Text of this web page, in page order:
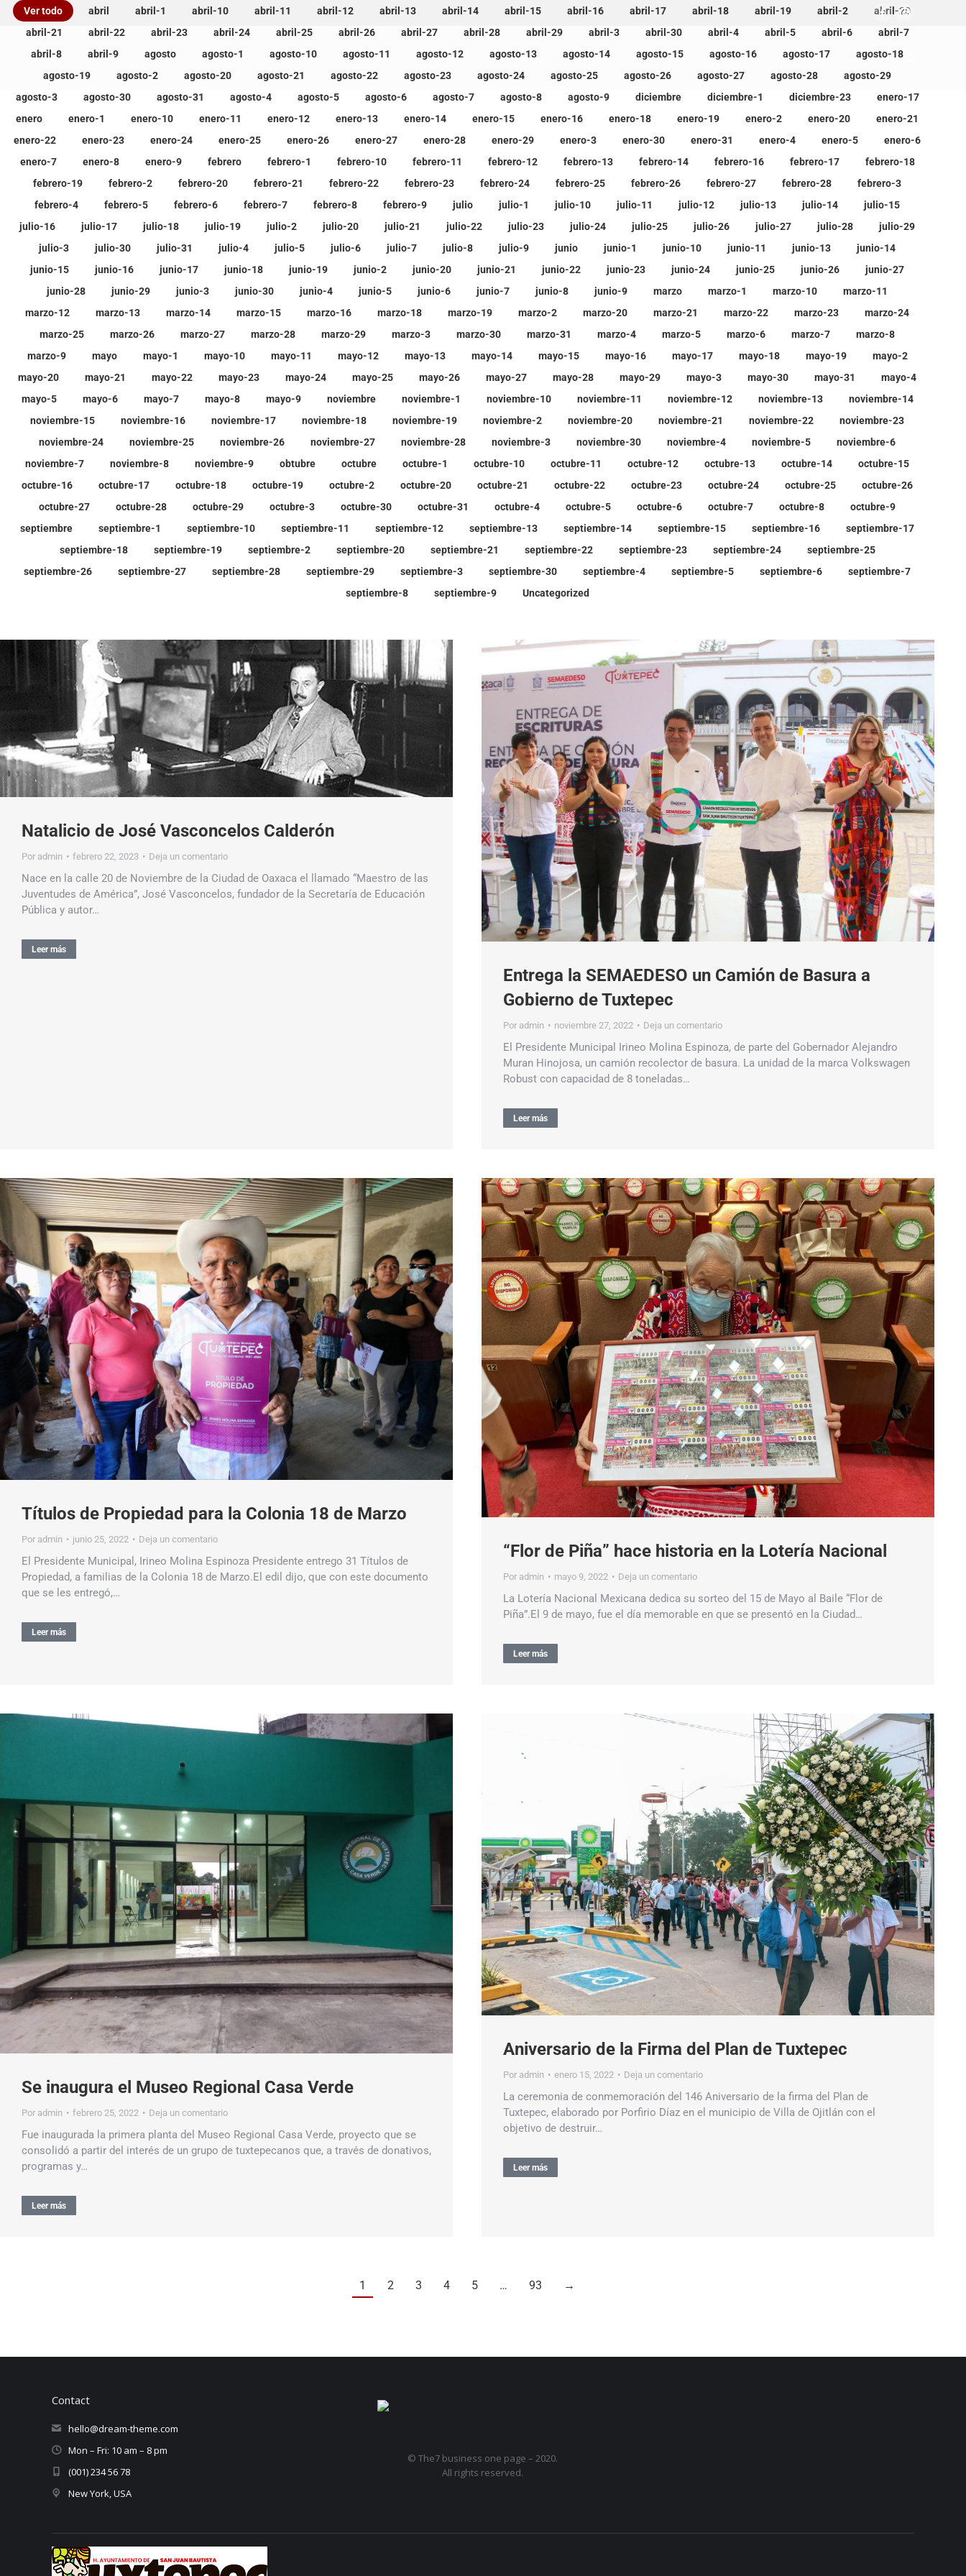
Ver todo abril abril-1 abril-10 abril-11 abril-12 abril-13 abril-14 abril-15 abril-16 abril-17 abril-18 abril-19 abril-2
abril-20
abril-21
abril-22 abril-23 abril-24 abril-25 abril-26 abril-27 abril-28 abril-29 abril-3 abril-30 abril-4 abril-5 abril-6
abril-7
abril-8
abril-9 agosto agosto-1 agosto-10 agosto-11 agosto-12 agosto-13 agosto-14 agosto-15 agosto-16 agosto-17
agosto-18
agosto-19
agosto-2 agosto-20 agosto-21 agosto-22 agosto-23 agosto-24 agosto-25 agosto-26 agosto-27 agosto-28
agosto-29
agosto-3
agosto-30 agosto-31 agosto-4 agosto-5 agosto-6 agosto-7 agosto-8 agosto-9 diciembre diciembre-1 diciembre-23
enero-17
enero
enero-1 enero-10 enero-11 enero-12 enero-13 enero-14 enero-15 enero-16 enero-18 enero-19 enero-2 enero-20
enero-21
enero-22
enero-23 enero-24 enero-25 enero-26 enero-27 enero-28 enero-29 enero-3 enero-30 enero-31 enero-4 enero-5
enero-6
enero-7
enero-8 enero-9 febrero febrero-1 febrero-10 febrero-11 febrero-12 febrero-13 febrero-14 febrero-16 febrero-17
febrero-18
febrero-19
febrero-2 febrero-20 febrero-21 febrero-22 febrero-23 febrero-24 febrero-25 febrero-26 febrero-27 febrero-28
febrero-3
febrero-4
febrero-5 febrero-6 febrero-7 febrero-8 febrero-9 julio julio-1 julio-10 julio-11 julio-12 julio-13 julio-14
julio-15
julio-16
julio-17 julio-18 julio-19 julio-2 julio-20 julio-21 julio-22 julio-23 julio-24 julio-25 julio-26 julio-27 julio-28
julio-29
julio-3
julio-30 julio-31 julio-4 julio-5 julio-6 julio-7 julio-8 julio-9 junio junio-1 junio-10 junio-11 junio-13
junio-14
junio-15
junio-16 junio-17 junio-18 junio-19 junio-2 junio-20 junio-21 junio-22 junio-23 junio-24 junio-25 junio-26
junio-27
junio-28
junio-29 junio-3 junio-30 junio-4 junio-5 junio-6 junio-7 junio-8 junio-9 marzo marzo-1 marzo-10
marzo-11
marzo-12
marzo-13 marzo-14 marzo-15 marzo-16 marzo-18 marzo-19 marzo-2 marzo-20 marzo-21 marzo-22 marzo-23
marzo-24
marzo-25
marzo-26 marzo-27 marzo-28 marzo-29 marzo-3 marzo-30 marzo-31 marzo-4 marzo-5 marzo-6 marzo-7
marzo-8
marzo-9
mayo mayo-1 mayo-10 mayo-11 mayo-12 mayo-13 mayo-14 mayo-15 mayo-16 mayo-17 mayo-18 mayo-19
mayo-2
mayo-20
mayo-21 mayo-22 mayo-23 mayo-24 mayo-25 mayo-26 mayo-27 mayo-28 mayo-29 mayo-3 mayo-30 mayo-31
mayo-4
mayo-5
mayo-6 mayo-7 mayo-8 mayo-9 noviembre noviembre-1 noviembre-10 noviembre-11 noviembre-12 noviembre-13
noviembre-14
noviembre-15
noviembre-16 noviembre-17 noviembre-18 noviembre-19 noviembre-2 noviembre-20 noviembre-21 noviembre-22
noviembre-23
noviembre-24
noviembre-25 noviembre-26 noviembre-27 noviembre-28 noviembre-3 noviembre-30 noviembre-4 noviembre-5
noviembre-6
noviembre-7
noviembre-8 noviembre-9 obtubre octubre octubre-1 octubre-10 octubre-11 octubre-12 octubre-13 octubre-14
octubre-15
octubre-16
octubre-17 octubre-18 octubre-19 octubre-2 octubre-20 octubre-21 octubre-22 octubre-23 octubre-24 octubre-25
octubre-26
octubre-27
octubre-28 octubre-29 octubre-3 octubre-30 octubre-31 octubre-4 octubre-5 octubre-6 octubre-7 octubre-8
octubre-9
septiembre
septiembre-1 septiembre-10 septiembre-11 septiembre-12 septiembre-13 septiembre-14 septiembre-15 septiembre-16
septiembre-17
septiembre-18
septiembre-19 septiembre-2 septiembre-20 septiembre-21 septiembre-22 septiembre-23 septiembre-24
septiembre-25
septiembre-26
septiembre-27 septiembre-28 septiembre-29 septiembre-3 septiembre-30 septiembre-4 septiembre-5 septiembre-6
septiembre-7
septiembre-8
septiembre-9 Uncategorized
Natalicio de José Vasconcelos Calderón
Por admin febrero 22, 2023 Deja un comentario
Nace en la calle 20 de Noviembre de la Ciudad de Oaxaca el llamado “Maestro de las
Juventudes de América”, José Vasconcelos, fundador de la Secretaría de Educación
Pública y autor…
Leer más
Entrega la SEMAEDESO un Camión de Basura a
Gobierno de Tuxtepec
Por admin noviembre 27, 2022 Deja un comentario
El Presidente Municipal Irineo Molina Espinoza, de parte del Gobernador Alejandro
Muran Hinojosa, un camión recolector de basura. La unidad de la marca Volkswagen
Robust con capacidad de 8 toneladas…
Leer más
Títulos de Propiedad para la Colonia 18 de Marzo
Por admin junio 25, 2022 Deja un comentario
El Presidente Municipal, Irineo Molina Espinoza Presidente entrego 31 Títulos de
Propiedad, a familias de la Colonia 18 de Marzo.El edil dijo, que con este documento
que se les entregó,…
Leer más
“Flor de Piña” hace historia en la Lotería Nacional
Por admin mayo 9, 2022 Deja un comentario
La Lotería Nacional Mexicana dedica su sorteo del 15 de Mayo al Baile “Flor de
Piña”.El 9 de mayo, fue el día memorable en que se presentó en la Ciudad…
Leer más
Se inaugura el Museo Regional Casa Verde
Por admin febrero 25, 2022 Deja un comentario
Fue inaugurada la primera planta del Museo Regional Casa Verde, proyecto que se
consolidó a partir del interés de un grupo de tuxtepecanos que, a través de donativos,
programas y…
Leer más
Aniversario de la Firma del Plan de Tuxtepec
Por admin enero 15, 2022 Deja un comentario
La ceremonia de conmemoración del 146 Aniversario de la firma del Plan de
Tuxtepec, elaborado por Porfirio Díaz en el municipio de Villa de Ojitlán con el
objetivo de destruir…
Leer más
1 2 3 4 5 … 93 →
Contact
hello@dream-theme.com
Mon – Fri: 10 am – 8 pm
(001) 234 56 78
New York, USA
© The7 business one page – 2020.
All rights reserved.